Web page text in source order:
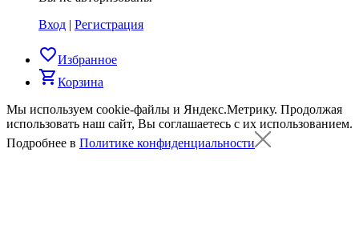
Вход | Регистрация
favorite_borderИзбранное
shopping_cartКорзина
Мы используем cookie-файлы и Яндекс.Метрику. Продолжая
использовать наш сайт, Вы соглашаетесь с их использованием.
Подробнее в Политике конфиденциальности